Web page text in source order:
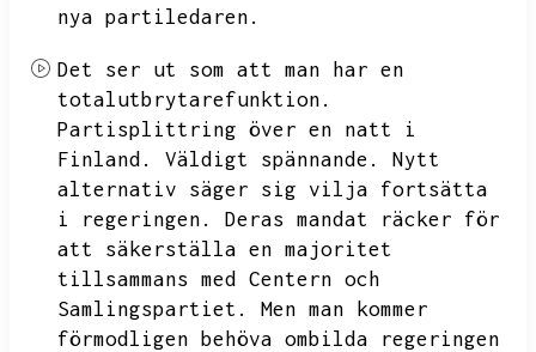
nya partiledaren.
Det ser ut som att man har en
totalutbrytarefunktion.
Partisplittring över en natt i
Finland.
Väldigt spännande.
Nytt
alternativ säger sig vilja fortsätta
i regeringen.
Deras mandat räcker för
att säkerställa en majoritet
tillsammans med Centern och
Samlingspartiet.
Men man kommer
förmodligen behöva ombilda regeringen